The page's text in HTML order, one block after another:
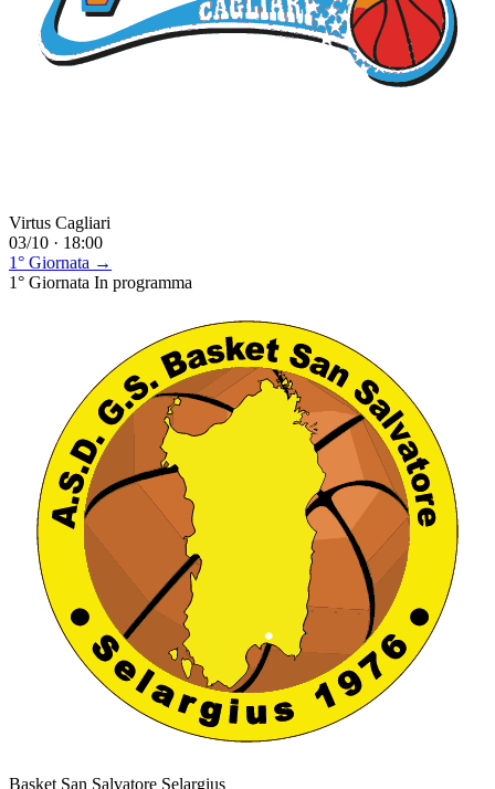
Virtus Cagliari
03/10 · 18:00
1° Giornata →
1° Giornata In programma
Basket San Salvatore Selargius